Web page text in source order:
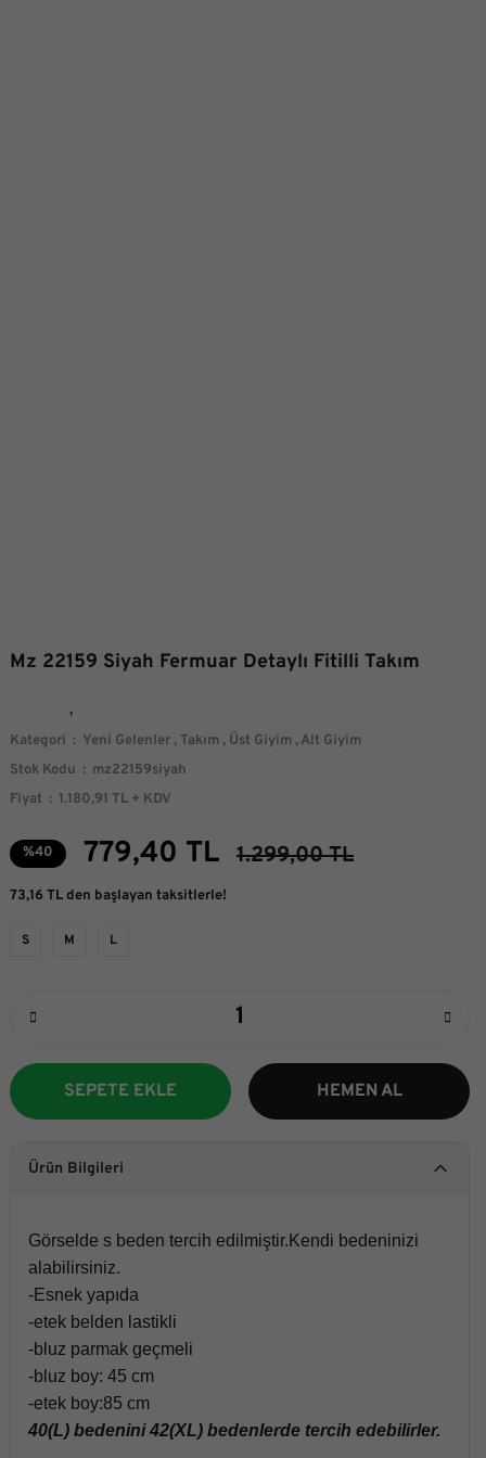
Mz 22159 Siyah Fermuar Detaylı Fitilli Takım
Kategori Yeni Gelenler , Takım , Üst Giyim ,Alt Giyim
Stok Kodu
mz22159siyah
Fiyat
1.180,91 TL + KDV
%40 779,40 TL 1.299,00 TL
73,16 TL den başlayan taksitlerle!
S M L
SEPETE EKLE HEMEN AL
Ürün Bilgileri
Görselde s beden tercih edilmiştir.Kendi bedeninizi
alabilirsiniz.
-Esnek yapıda
-etek belden lastikli
-bluz parmak geçmeli
-bluz boy: 45 cm
-etek boy:85 cm
40(L) bedenini 42(XL) bedenlerde tercih edebilirler.